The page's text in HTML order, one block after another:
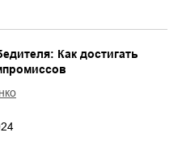
Как достигать